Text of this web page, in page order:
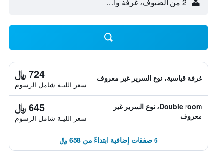
غرفة قياسية، نوع السرير غير معروف 724 ﷼
سعر الليلة شامل الرسوم
Double room، نوع السرير غير
معروف
645 ﷼
سعر الليلة شامل الرسوم
6 صفقات إضافية ابتداءً من 658 ﷼